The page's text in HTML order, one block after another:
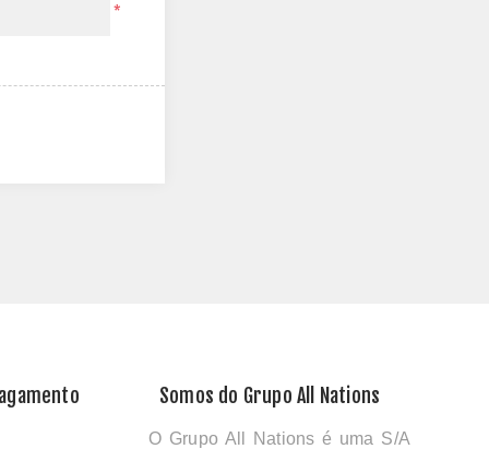
*
Somos do Grupo All Nations
O Grupo All Nations é uma S/A